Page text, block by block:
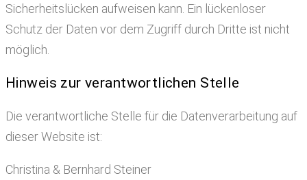
Sicherheitslücken aufweisen kann. Ein lückenloser
Schutz der Daten vor dem Zugriff durch Dritte ist nicht
möglich.
Hinweis zur verantwortlichen Stelle
Die verantwortliche Stelle für die Datenverarbeitung auf
dieser Website ist:
Christina & Bernhard Steiner